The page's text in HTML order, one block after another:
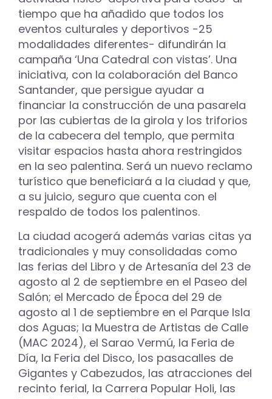
tiempo que ha añadido que todos los
eventos culturales y deportivos -25
modalidades diferentes- difundirán la
campaña ‘Una Catedral con vistas’. Una
iniciativa, con la colaboración del Banco
Santander, que persigue ayudar a
financiar la construcción de una pasarela
por las cubiertas de la girola y los triforios
de la cabecera del templo, que permita
visitar espacios hasta ahora restringidos
en la seo palentina. Será un nuevo reclamo
turístico que beneficiará a la ciudad y que,
a su juicio, seguro que cuenta con el
respaldo de todos los palentinos.
La ciudad acogerá además varias citas ya
tradicionales y muy consolidadas como
las ferias del Libro y de Artesanía del 23 de
agosto al 2 de septiembre en el Paseo del
Salón; el Mercado de Época del 29 de
agosto al 1 de septiembre en el Parque Isla
dos Aguas; la Muestra de Artistas de Calle
(MAC 2024), el Sarao Vermú, la Feria de
Día, la Feria del Disco, los pasacalles de
Gigantes y Cabezudos, las atracciones del
recinto ferial, la Carrera Popular Holi, las